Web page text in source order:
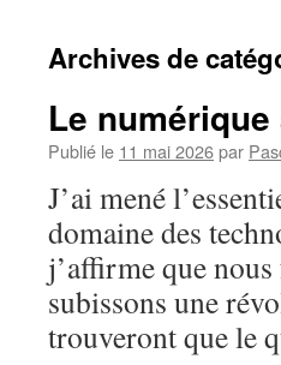
Archives de
Le
Publié le 11 mai 2026par
J’ai mené
domaine des
j’affirme que
subissons une
trouveront que le